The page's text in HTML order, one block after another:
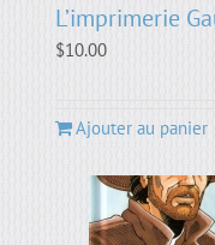
L’imprimerie
$10.00
Ajouter au panier